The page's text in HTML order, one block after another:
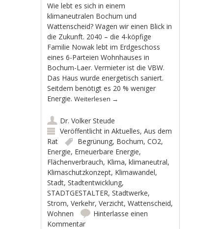
Wie lebt es sich in einem
klimaneutralen Bochum und
Wattenscheid? Wagen wir einen Blick in
die Zukunft. 2040 – die 4-köpfige
Familie Nowak lebt im Erdgeschoss
eines 6-Parteien Wohnhauses in
Bochum-Laer. Vermieter ist die VBW.
Das Haus wurde energetisch saniert.
Seitdem benötigt es 20 % weniger
Energie.Weiterlesen →
Dr. Volker Steude
Veröffentlicht inAktuelles,Aus dem
Rat
Begrünung, Bochum,CO2,
Energie, Erneuerbare Energie,
Flächenverbrauch, Klima,klimaneutral,
Klimaschutzkonzept, Klimawandel,
Stadt,Stadtentwicklung,
STADTGESTALTER,Stadtwerke,
Strom,Verkehr,Verzicht,Wattenscheid,
Wohnen
Hinterlasse einen
Kommentar